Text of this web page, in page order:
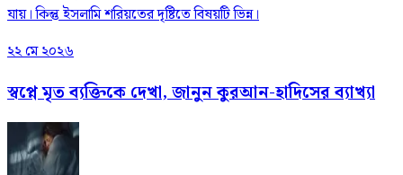
যায়। কিন্তু ইসলামি শরিয়তের দৃষ্টিতে বিষয়টি ভিন্ন।
২২ মে ২০২৬
স্বপ্নে মৃত ব্যক্তিকে দেখা, জানুন কুরআন-হাদিসের ব্যাখ্যা